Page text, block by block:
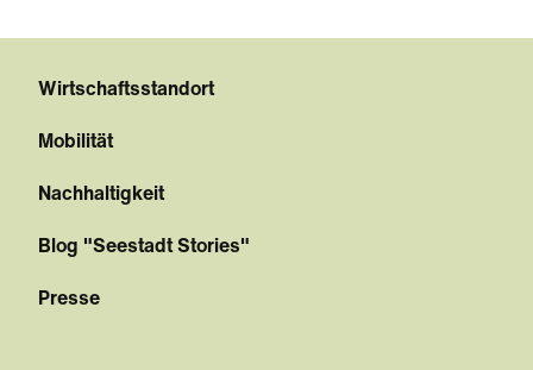
Wirtschaftsstandort
Mobilität
Nachhaltigkeit
Blog "Seestadt Stories"
Presse